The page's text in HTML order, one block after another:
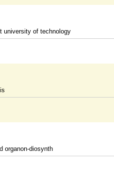
university of technology
organon-diosynth